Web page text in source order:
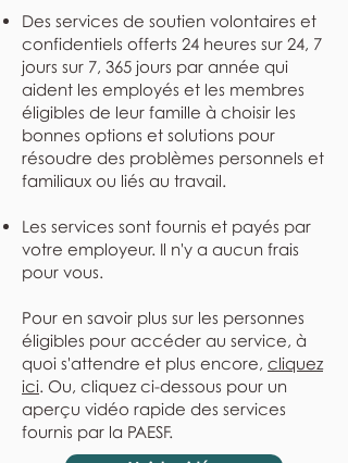
Des services de soutien volontaires et
confidentiels offerts 24 heures sur 24, 7
jours sur 7, 365 jours par année qui
aident les employés et les membres
éligibles de leur famille à choisir les
bonnes options et solutions pour
résoudre des problèmes personnels et
familiaux ou liés au travail.
Les services sont fournis et payés par
votre employeur. Il n'y a aucun frais
pour vous.
Pour en savoir plus sur les personnes
éligibles pour accéder au service, à
quoi s'attendre et plus encore, cliquez
ici. Ou, cliquez ci-dessous pour un
aperçu vidéo rapide des services
fournis par la PAESF.